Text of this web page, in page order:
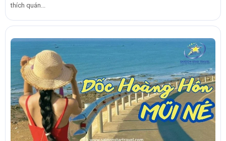
thích quán...